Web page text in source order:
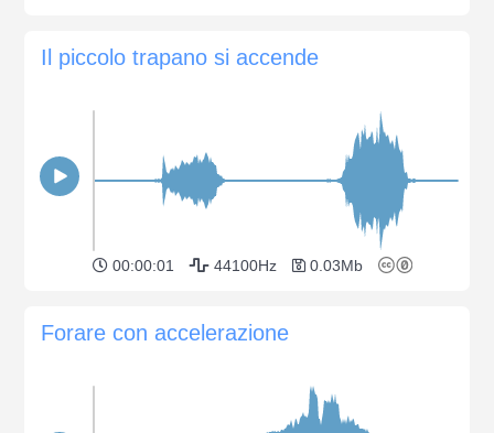
Il piccolo trapano si accende
00:00:01 44100Hz 0.03Mb
Forare con accelerazione